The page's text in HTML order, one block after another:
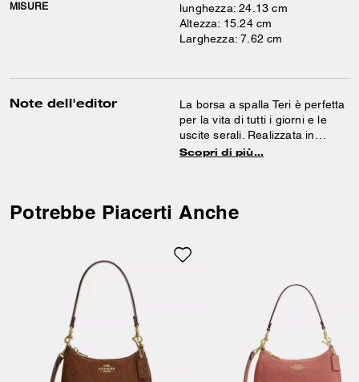
MISURE
lunghezza: 24.13 cm
Altezza: 15.24 cm
Larghezza: 7.62 cm
Note dell'editor
La borsa a spalla Teri è perfetta
per la vita di tutti i giorni e le
uscite serali. Realizzata in
suede e pelle liscia, questa
pratica. Manici e tracolla
a tracolla.
Scopri di più…
Potrebbe Piacerti Anche